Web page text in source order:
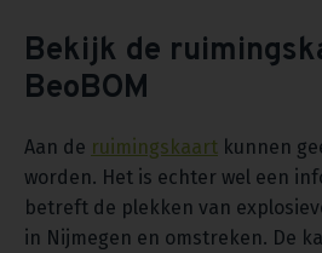
Bekijk de
BeoBOM
Aan de ruimingskaart kunnen
worden. Het is echter wel een
betreft de plekken van
in Nijmegen en omstreken. De